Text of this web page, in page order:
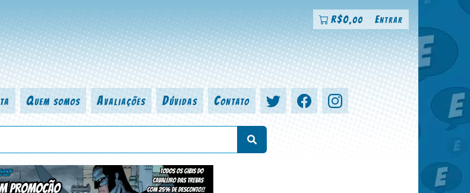
R$0,00 Entrar
Quem somos Avaliações Dúvidas Contato
personagem, série, escritor, desenhista, arte-finalista, colorista